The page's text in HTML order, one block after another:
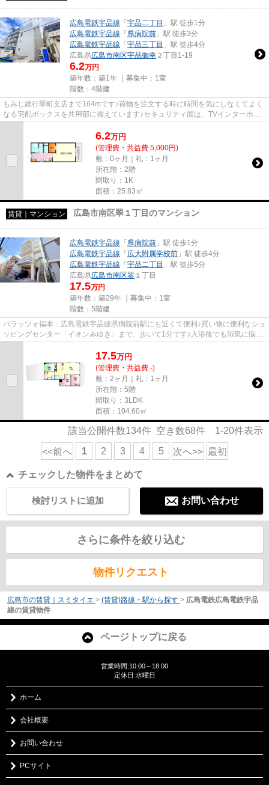
広島電鉄宇品線 「 宇品二丁目 」駅 徒歩1分
広島電鉄宇品線 「 県病院前 」駅 徒歩3分
広島電鉄宇品線 「 宇品三丁目 」駅 徒歩4分
広島県広島市南区宇品御幸 ２丁目1-19
6.2万円
築年数：築1年 ｜募集中： 1室
階数：4階建
もみじ銀行翠町支店まで164mです♪荷物を注文する時に時間を気にしなくてよく
なる宅配ボックスを共用部に備えています♪セキュリティ面は、TVインターホ
6.2万円
(管理費・共益費 5,000円)
敷：0ヶ月｜礼：1ヶ月
所在階：2階
間取り：1K
面積：25.83㎡
賃貸｜マンション 広島市南区翠１丁目のマンション
広島電鉄宇品線 「 県病院前 」駅 徒歩1分
広島電鉄宇品線 「 広大附属学校前 」駅 徒歩4分
広島電鉄宇品線 「 宇品二丁目 」駅 徒歩5分
広島県広島市南区翠 １丁目
17.5万円
築年数：築29年 ｜募集中： 1室
階数：5階建
パラッツォ福本：広島電鉄宇品線県病院前駅にも近くて便利♪買い物に便利なショ
ッピングセンター「イオンみゆき」まで、歩いて1分です♪入浴後でも湿気に悩ま
17.5万円
(管理費・共益費 -)
敷：2ヶ月｜礼：1ヶ月
所在階：5階
間取り：3LDK
面積：104.60㎡
該当公開件数134件 空き数68件 1-20件表示
<<前へ 1 2 3 4 5 次へ>> 最初
チェックした物件をまとめて
お問い合わせ
検討リストに追加
さらに条件を絞り込む
物件リクエスト
広島市の賃貸｜スミタイエ > (賃貸)路線・駅から探す > 広島電鉄広島電鉄宇品
線の賃貸物件
ページトップに戻る
営業時間:10:00～18:00
定休日:水曜日
ホーム
会社概要
お問い合わせ
PCサイト